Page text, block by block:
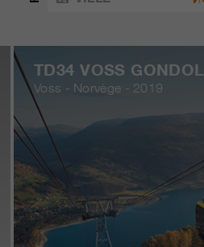
TD34 VOSS GONDOL
Voss - Norvège - 2019